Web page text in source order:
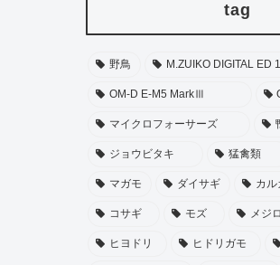
tag
野鳥 M.ZUIKO DIGITAL ED
OM-D E-M5 MarkⅢ
マイクロフォーサーズ
ジョウビタキ 猛禽類
マガモ ダイサギ カル
コサギ モズ メジロ
ヒヨドリ ヒドリガモ